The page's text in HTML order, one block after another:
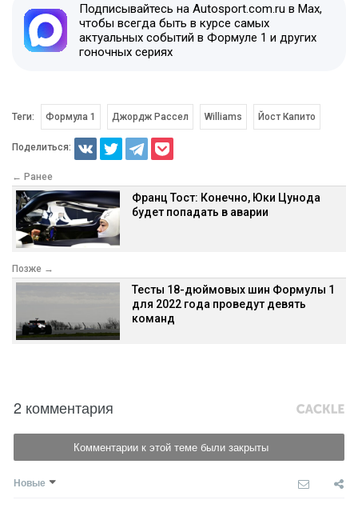
Подписывайтесь на Autosport.com.ru в Max,
чтобы всегда быть в курсе самых
актуальных событий в Формуле 1 и других
гоночных сериях
Теги: Формула 1 Джордж Рассел Williams Йост Капито
Поделиться:
← Ранее
Франц Тост: Конечно, Юки Цунода
будет попадать в аварии
Позже →
Тесты 18-дюймовых шин Формулы 1
для 2022 года проведут девять
команд
2 комментария
Комментарии к этой теме были закрыты
Новые